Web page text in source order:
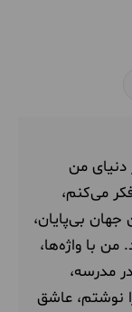
من
می‌کنم،
بی‌پایان،
با واژه‌ها،
مدرسه،
نوشتم، عاشق